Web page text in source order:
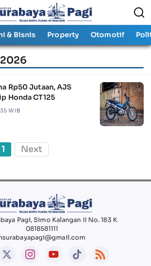
& Bisnis Property Otomotif
Rp50 Jutaan, AJS
Honda CT125
WIB
1 Next
Pagi, Simo Kalangan II No. 183 K
0818581111